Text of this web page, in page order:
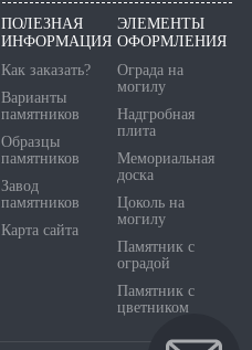
ПОЛЕЗНАЯ
ИНФОРМАЦИЯ
Как заказать?
Варианты
памятников
Образцы
памятников
Завод
памятников
Карта сайта
ЭЛЕМЕНТЫ
ОФОРМЛЕНИЯ
Ограда на
могилу
Надгробная
плита
Мемориальная
доска
Цоколь на
могилу
Памятник с
оградой
Памятник с
цветником